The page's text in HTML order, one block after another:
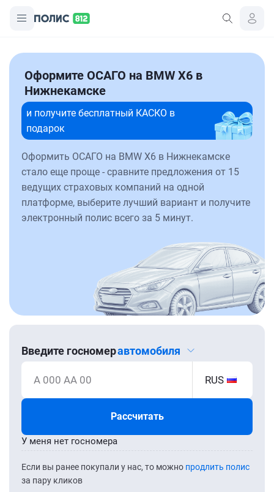
Оформите ОСАГО на BMW X6 в
Нижнекамске
и получите бесплатный КАСКО в
подарок
Оформить ОСАГО на BMW X6 в Нижнекамске
стало еще проще - сравните предложения от 15
ведущих страховых компаний на одной
платформе, выберите лучший вариант и получите
электронный полис всего за 5 минут.
Введите госномеравтомобиля
А 000 АА 00 RUS
Рассчитать
Если вы ранее покупали у нас, то можно продлить полис
за пару кликов
У меня нет госномера